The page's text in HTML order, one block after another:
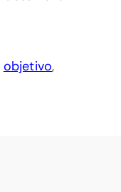
objetivo,